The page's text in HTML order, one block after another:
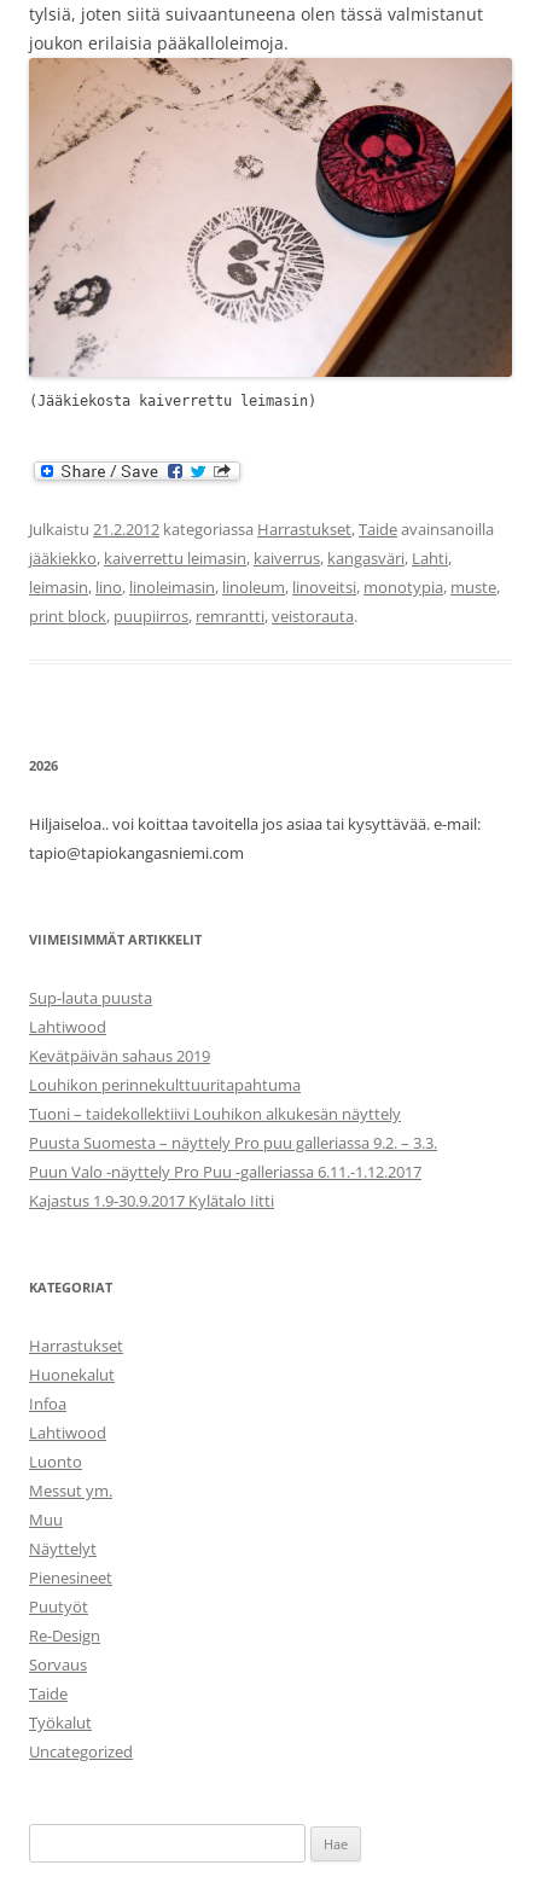
tylsiä, joten siitä suivaantuneena olen tässä valmistanut
joukon erilaisia pääkalloleimoja.
(Jääkiekosta kaiverrettu leimasin)
Julkaistu 21.2.2012 kategoriassa Harrastukset,Taideavainsanoilla
jääkiekko, kaiverrettu leimasin, kaiverrus, kangasväri, Lahti,
leimasin, lino, linoleimasin, linoleum, linoveitsi, monotypia, muste,
print block, puupiirros, remrantti,veistorauta.
2026
Hiljaiseloa.. voi koittaa tavoitella jos asiaa tai kysyttävää. e-mail:
tapio@tapiokangasniemi.com
VIIMEISIMMÄT ARTIKKELIT
Sup-lauta puusta
Lahtiwood
Kevätpäivän sahaus 2019
Louhikon perinnekulttuuritapahtuma
Tuoni – taidekollektiivi Louhikon alkukesän näyttely
Puusta Suomesta – näyttely Pro puu galleriassa 9.2. – 3.3.
Puun Valo -näyttely Pro Puu -galleriassa 6.11.-1.12.2017
Kajastus 1.9-30.9.2017 Kylätalo Iitti
KATEGORIAT
Harrastukset
Huonekalut
Infoa
Lahtiwood
Luonto
Messut ym.
Muu
Näyttelyt
Pienesineet
Puutyöt
Re-Design
Sorvaus
Taide
Työkalut
Uncategorized